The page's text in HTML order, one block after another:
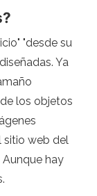
"desde su
Ya
los objetos
sitio web del
hay